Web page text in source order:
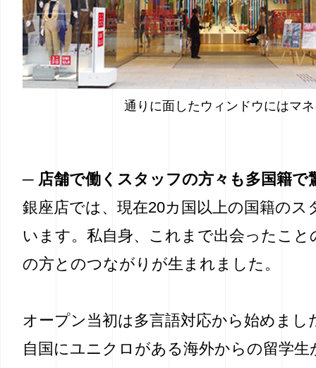
通りに面したウィンドウにはマ
─ 店舗で働くスタッフの方々も多国籍で
銀座店では、現在20カ国以上の国籍のス
います。私自身、これまで出会ったこ
の方とのつながりが生まれました。
オープン当初は多言語対応から始めまし
自国にユニクロがある海外からの留学生